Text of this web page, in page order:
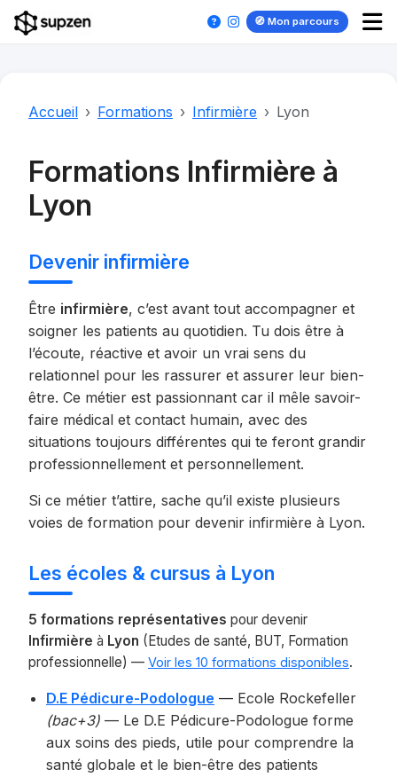
🧭 Mon parcours
Accueil Formations Infirmière Lyon
Formations Infirmière à
Lyon
Devenir infirmière
Être infirmière, c’est avant tout accompagner et
soigner les patients au quotidien. Tu dois être à
l’écoute, réactive et avoir un vrai sens du
relationnel pour les rassurer et assurer leur bien-
être. Ce métier est passionnant car il mêle savoir-
faire médical et contact humain, avec des
situations toujours différentes qui te feront grandir
professionnellement et personnellement.
Si ce métier t’attire, sache qu’il existe plusieurs
voies de formation pour devenir infirmière à Lyon.
Les écoles & cursus à Lyon
5 formations représentatives pour devenir
Infirmière à Lyon (Etudes de santé, BUT, Formation
professionnelle) — Voir les 10 formations disponibles.
D.E Pédicure-Podologue — Ecole Rockefeller
(bac+3) — Le D.E Pédicure-Podologue forme
aux soins des pieds, utile pour comprendre la
santé globale et le bien-être des patients